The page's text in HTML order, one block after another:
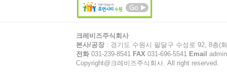
크레비즈주식회사
본사/공장 : 경기도 수원시 팔달구 수성로 92, 8층(
전화 031-239-8541 FAX 031-696-5541 Email
Copyright@크레비즈주식회사. All right reserved.